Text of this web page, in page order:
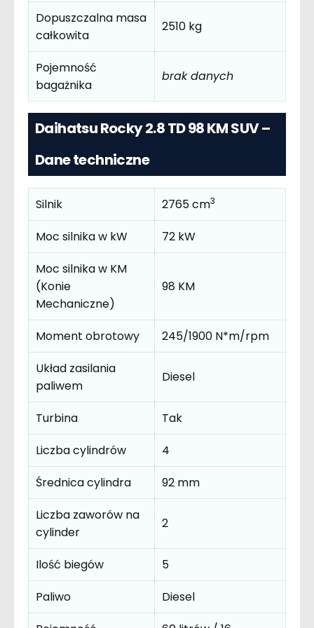
Dopuszczalna masa
całkowita
2510 kg
Pojemność
bagażnika
brak danych
Daihatsu Rocky 2.8 TD 98 KM SUV –
Dane techniczne
Silnik 2765 cm3
Moc silnika w kW
72 kW
Moc silnika w KM
(Konie
Mechaniczne)
98 KM
Moment obrotowy
245/1900 N*m/rpm
Układ zasilania
paliwem
Diesel
Turbina
Tak
Liczba cylindrów
4
Średnica cylindra
92 mm
Liczba zaworów na
cylinder
2
Ilość biegów
5
Paliwo
Diesel